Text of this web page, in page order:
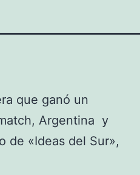
que ganó un
Argentina y
de «Ideas del Sur»,